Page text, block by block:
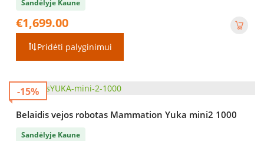
Sandėlyje Kaune
€1,699.00
Pridėti palyginimui
-15%
Belaidis vejos robotas Mammation Yuka mini2 1000
Sandėlyje Kaune